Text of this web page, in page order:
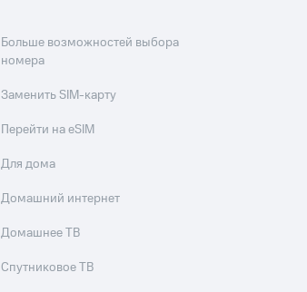
Больше возможностей выбора
номера
Заменить SIM-карту
Перейти на eSIM
Для дома
Домашний интернет
Домашнее ТВ
Спутниковое ТВ